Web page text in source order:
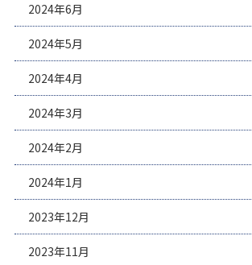
2024年6月
2024年5月
2024年4月
2024年3月
2024年2月
2024年1月
2023年12月
2023年11月